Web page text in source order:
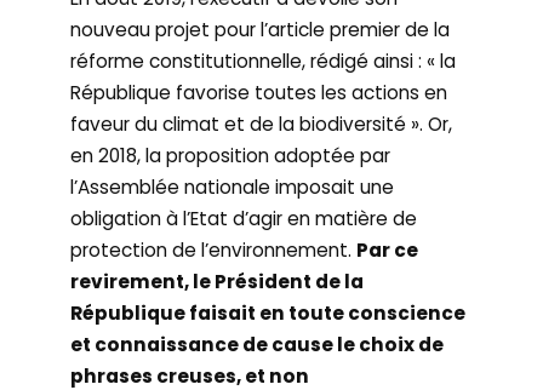
nouveau projet pour l’article premier de la
réforme constitutionnelle, rédigé ainsi : « la
République favorise toutes les actions en
faveur du climat et de la biodiversité ». Or,
en 2018, la proposition adoptée par
l’Assemblée nationale imposait une
obligation à l’Etat d’agir en matière de
protection de l’environnement. Par ce
revirement, le Président de la
République faisait en toute conscience
et connaissance de cause le choix de
phrases creuses, et non